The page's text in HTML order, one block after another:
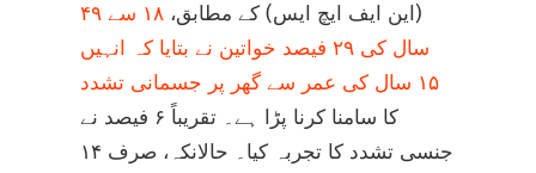
(این ایف ایچ ایس) کے مطابق،
۱۸ سے ۴۹
سال کی ۲۹ فیصد خواتین نے بتایا کہ انہیں
۱۵ سال کی عمر سے گھر پر جسمانی تشدد
کا سامنا کرنا پڑا ہے۔ تقریباً ۶ فیصد نے
جنسی تشدد کا تجربہ کیا۔ حالانکہ، صرف ۱۴